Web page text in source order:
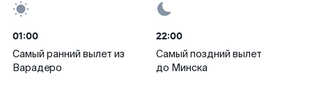
01:00
Самый ранний вылет из
Варадеро
22:00
Самый поздний вылет
до Минска